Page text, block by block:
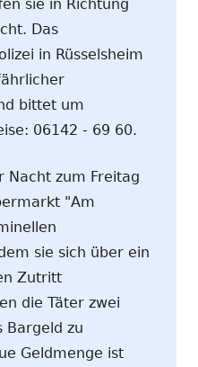
sie in Richtung
Das
in Rüsselsheim
bittet um
06142 - 69 60.
Nacht zum Freitag
"Am
sie sich über ein
Zutritt
die Täter zwei
Bargeld zu
Geldmenge ist